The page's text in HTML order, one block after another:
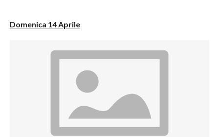
Domenica 14 Aprile